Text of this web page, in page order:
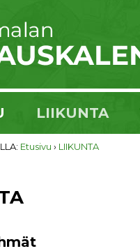
LIIKUNTA
Etusivu › LIIKUNTA